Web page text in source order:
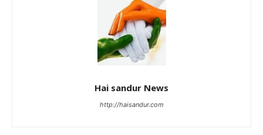
Hai sandur News
http://haisandur.com